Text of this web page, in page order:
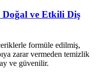
ve Etkili Diş
formüle edilmiş,
zarar vermeden temizlik
ve güvenilir.